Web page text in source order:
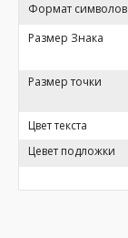
Формат символов
Размер Знака
Размер точки
Цвет текста
Цевет подложки